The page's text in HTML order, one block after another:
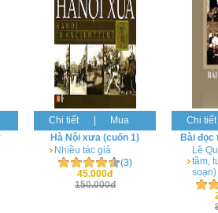
Chi tiết
Mua
Hà Nội xưa (cuốn 1)
Nhiều tác giả
(3)
45.000đ
150.000đ
Chi tiết
Bài đọc
Lê
tầm,
soạn)